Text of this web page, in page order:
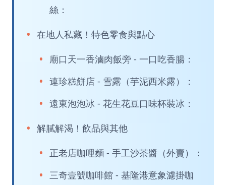
絲：
在地人私藏！特色零食與點心
廟口天一香滷肉飯旁 - 一口吃香腸：
連珍糕餅店 - 雪露（芋泥西米露）：
遠東泡泡冰 - 花生花豆口味杯裝冰：
解膩解渴！飲品與其他
正老店咖哩麵 - 手工沙茶醬（外賣）：
三奇壹號咖啡館 - 基隆港意象濾掛咖